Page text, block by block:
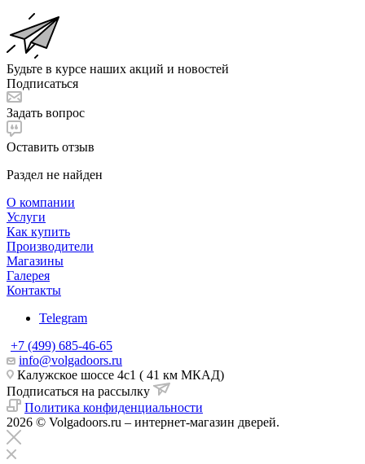
Будьте в курсе наших акций и новостей
Подписаться
Задать вопрос
Оставить отзыв
Раздел не найден
О компании
Услуги
Как купить
Производители
Магазины
Галерея
Контакты
Telegram
+7 (499) 685-46-65
info@volgadoors.ru
Калужское шоссе 4с1 ( 41 км МКАД)
Подписаться на рассылку
Политика конфиденциальности
2026 © Volgadoors.ru – интернет-магазин дверей.